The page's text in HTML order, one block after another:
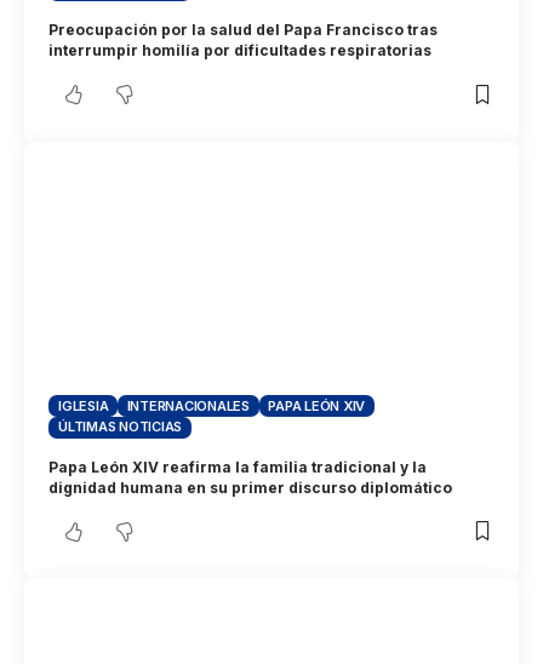
Preocupación por la salud del Papa Francisco tras
interrumpir homilía por dificultades respiratorias
IGLESIA INTERNACIONALES
PAPA LEÓN XIV
ÚLTIMAS NOTICIAS
Papa León XIV reafirma la familia tradicional y la
dignidad humana en su primer discurso diplomático